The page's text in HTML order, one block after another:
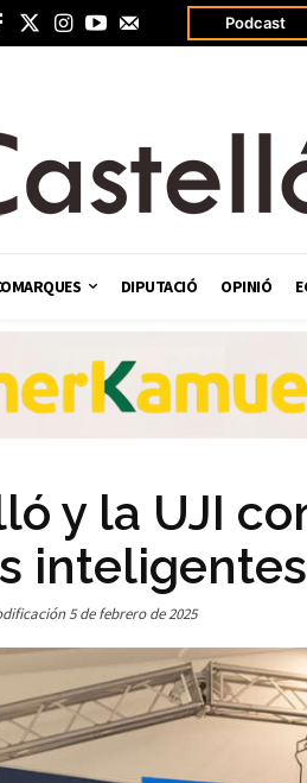
Podcast
DIPUTACIÓ OPINIÓ
y la UJI
5 de febrero de 2025